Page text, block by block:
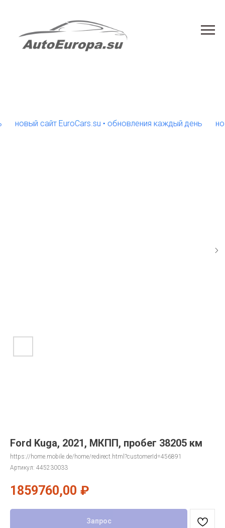
сайт EuroCars.su • обновления каждый день новый
Ford Kuga, 2021, МКПП, пробег 38205 км
https://home.mobile.de/home/redirect.html?customerId=456891
Артикул: 445230033
1859760,00 ₽
Запрос